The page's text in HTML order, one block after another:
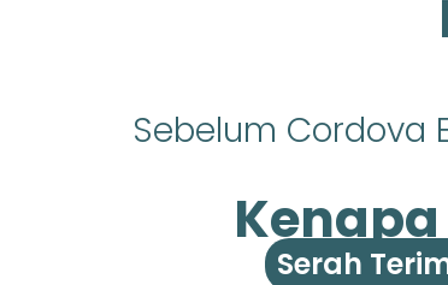
Sebelum Cordova
Serah